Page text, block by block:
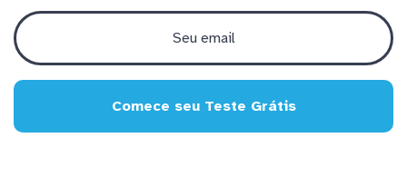
Comece seu Teste Grátis